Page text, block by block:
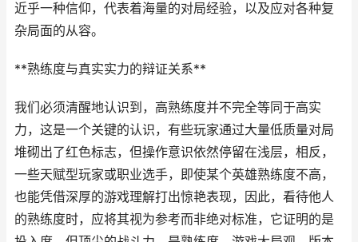
近乎一种信仰，代表着海量的对局经验，以及应对各种复
杂局面的从容。
**熟练度与真实实力的辩证关系**
我们必须清醒地认识到，高熟练度并不完全等同于高实
力，这是一个关键的认识，有些玩家通过大量低质量对局
堆砌出了红色标志，但操作意识依然停留在浅层，相反，
一些天赋型玩家或职业选手，即使某个英雄熟练度不高，
也能凭借深厚的游戏理解打出惊艳表现，因此，看待他人
的熟练度时，应将其视为参考而非绝对标准，它证明的是